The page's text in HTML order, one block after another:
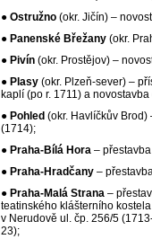
● Ostružno (okr. Jičín) –
● Panenské Břežany (okr.
● Pivín (okr. Prostějov) –
● Plasy (okr. Plzeň-sever) –
kaplí (po r. 1711) a
● Pohled (okr. Havlíčkův
(1714);
● Praha-Bílá Hora –
● Praha-Hradčany –
● Praha-Malá Strana –
teatinského klášterního
v Nerudově ul. čp. 256/5
23);